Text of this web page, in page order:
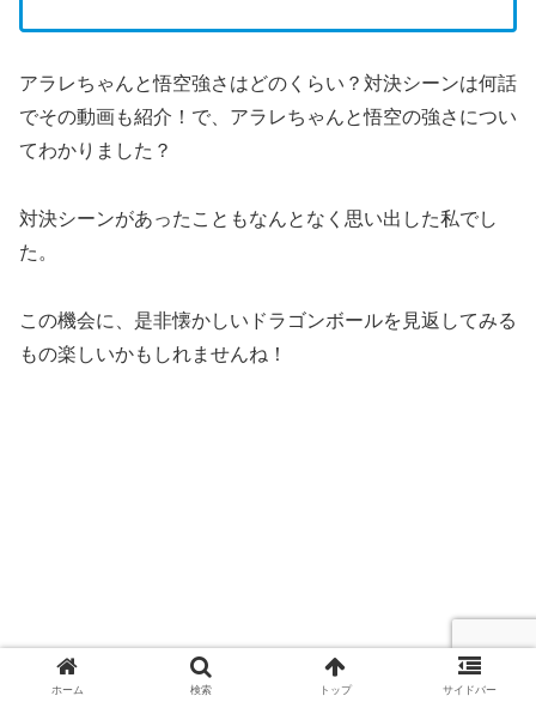
アラレちゃんと悟空強さはどのくらい？対決シーンは何話
でその動画も紹介！で、アラレちゃんと悟空の強さについ
てわかりました？
対決シーンがあったこともなんとなく思い出した私でし
た。
この機会に、是非懐かしいドラゴンボールを見返してみる
もの楽しいかもしれませんね！
ホーム 検索 トップ サイドバー